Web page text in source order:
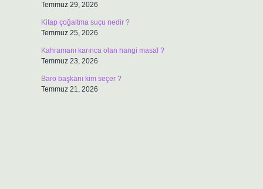
Temmuz 29, 2026
Kitap çoğaltma suçu nedir ?
Temmuz 25, 2026
Kahramanı karınca olan hangi masal ?
Temmuz 23, 2026
Baro başkanı kim seçer ?
Temmuz 21, 2026